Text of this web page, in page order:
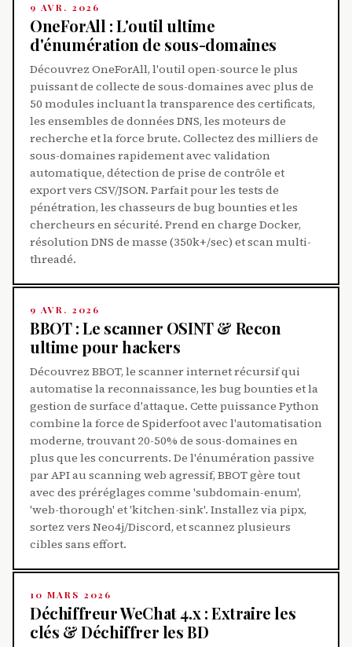
9 AVR. 2026
OneForAll : L'outil ultime
d'énumération de sous-domaines
Découvrez OneForAll, l'outil open-source le plus
puissant de collecte de sous-domaines avec plus de
50 modules incluant la transparence des certificats,
les ensembles de données DNS, les moteurs de
recherche et la force brute. Collectez des milliers de
sous-domaines rapidement avec validation
automatique, détection de prise de contrôle et
export vers CSV/JSON. Parfait pour les tests de
pénétration, les chasseurs de bug bounties et les
chercheurs en sécurité. Prend en charge Docker,
résolution DNS de masse (350k+/sec) et scan multi-
threadé.
9 AVR. 2026
BBOT : Le scanner OSINT & Recon
ultime pour hackers
Découvrez BBOT, le scanner internet récursif qui
automatise la reconnaissance, les bug bounties et la
gestion de surface d'attaque. Cette puissance Python
combine la force de Spiderfoot avec l'automatisation
moderne, trouvant 20-50% de sous-domaines en
plus que les concurrents. De l'énumération passive
par API au scanning web agressif, BBOT gère tout
avec des préréglages comme 'subdomain-enum',
'web-thorough' et 'kitchen-sink'. Installez via pipx,
sortez vers Neo4j/Discord, et scannez plusieurs
cibles sans effort.
10 MARS 2026
Déchiffreur WeChat 4.x : Extraire les
clés & Déchiffrer les BD